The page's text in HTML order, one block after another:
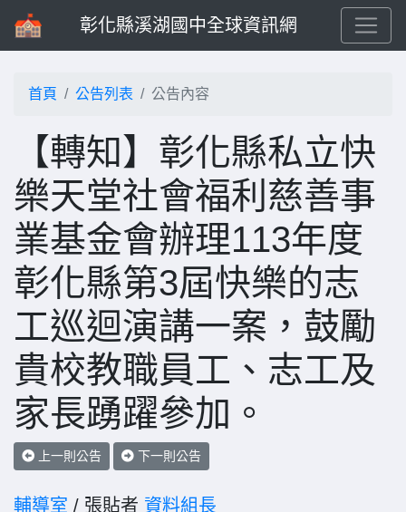
彰化縣溪湖國中全球資訊網
首頁 公告列表 公告內容
【轉知】彰化縣私立快
樂天堂社會福利慈善事
業基金會辦理113年度
彰化縣第3屆快樂的志
工巡迴演講一案，鼓勵
貴校教職員工、志工及
家長踴躍參加。
上一則公告 下一則公告
輔導室 / 張貼者 資料組長